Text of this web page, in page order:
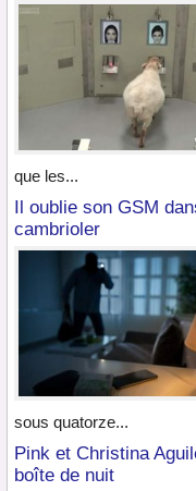
que les...
Il oublie son GSM
cambrioler
sous quatorze...
Pink et Christina
boîte de nuit